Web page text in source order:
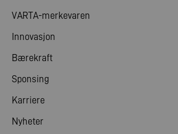
VARTA-merkevaren
Innovasjon
Bærekraft
Sponsing
Karriere
Nyheter